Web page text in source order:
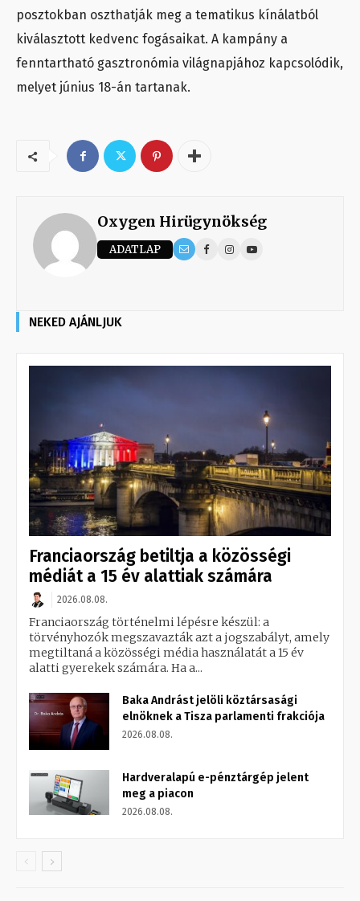
posztokban oszthatják meg a tematikus kínálatból
kiválasztott kedvenc fogásaikat. A kampány a
fenntartható gasztronómia világnapjához kapcsolódik,
melyet június 18-án tartanak.
Oxygen Hirügynökség
ADATLAP
NEKED AJÁNLJUK
Franciaország betiltja a közösségi
médiát a 15 év alattiak számára
2026.08.08.
Franciaország történelmi lépésre készül: a
törvényhozók megszavazták azt a jogszabályt, amely
megtiltaná a közösségi média használatát a 15 év
alatti gyerekek számára. Ha a...
Baka Andrást jelöli köztársasági
elnöknek a Tisza parlamenti frakciója
2026.08.08.
Hardveralapú e-pénztárgép jelent
meg a piacon
2026.08.08.